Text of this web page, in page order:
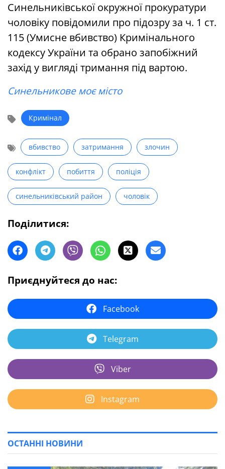
Синельниківської окружної прокуратури
чоловіку повідомили про підозру за ч. 1 ст.
115 (Умисне вбивство) Кримінального
кодексу України та обрано запобіжний
захід у вигляді тримання під вартою.
Синельникове моє місто
Кримінал
вбивство затримання злочин
конфлікт побиття поліція
синельниківський район чоловік
Поділитися:
Приєднуйтеся до нас:
Facebook
Telegram
Viber
Instagram
ОСТАННІ НОВИНИ